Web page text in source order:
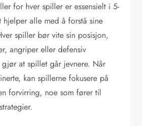
for hver spiller er essensielt i 5-
alle med å forstå sine
spiller bør vite sin posisjon,
angriper eller defensiv
gjør at spillet går jevnere. Når
kan spillerne fokusere på
forvirring, noe som fører til